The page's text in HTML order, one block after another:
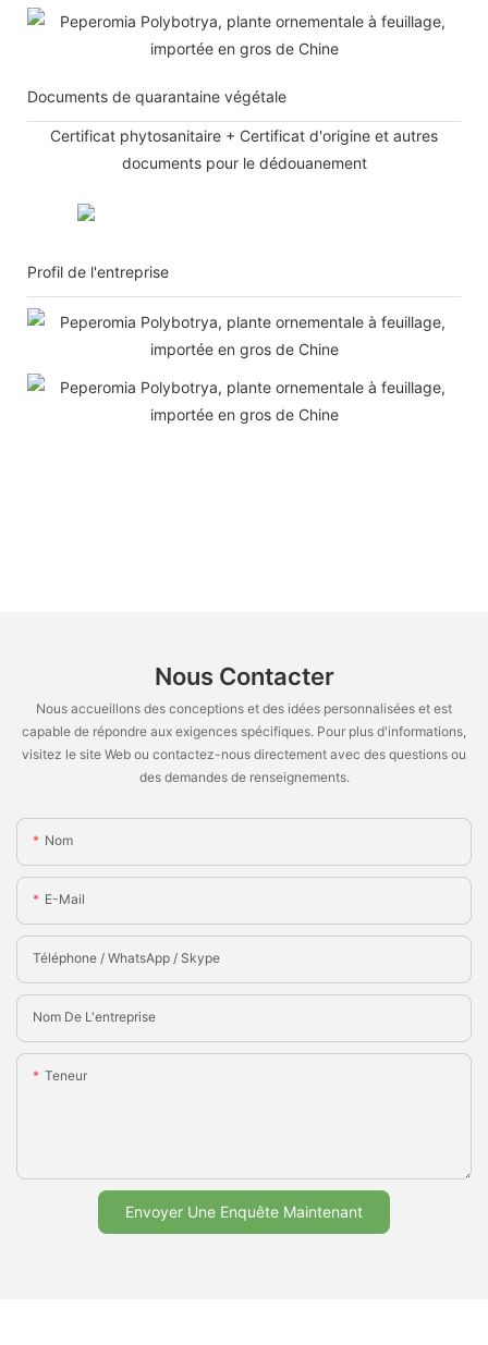
Documents de quarantaine végétale
Certificat phytosanitaire + Certificat d'origine et autres
documents pour le dédouanement
Profil de l'entreprise
Nous Contacter
Nous accueillons des conceptions et des idées personnalisées et est
capable de répondre aux exigences spécifiques. Pour plus d'informations,
visitez le site Web ou contactez-nous directement avec des questions ou
des demandes de renseignements.
Nom
E-Mail
Téléphone / WhatsApp / Skype
Nom De L'entreprise
Teneur
Envoyer Une Enquête Maintenant